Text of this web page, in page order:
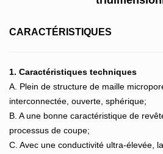
CARACTÉRISTIQUES
1. Caractéristiques techniques
A. Plein de structure de maille
interconnectée, ouverte, sphérique;
B. A une bonne caractéristique de
processus de coupe;
C. Avec une conductivité ultra-élevée,